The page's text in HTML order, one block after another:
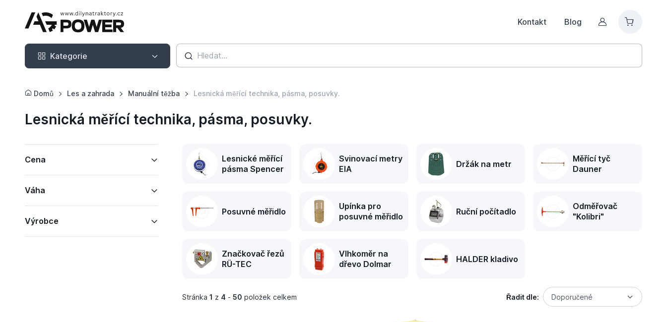
Kontakt Blog Můj účet
Kategorie
Kategorie
Domů Les a zahrada Manuální těžba Lesnická měřící technika, pásma, posuvky.
Lesnická měřící technika, pásma, posuvky.
Cena
Váha
Výrobce
Lesnické měřící
pásma Spencer
Svinovací metry
EIA
Držák na metr
Měřící tyč
Dauner
Posuvné měřidlo
Upínka pro
posuvné měřidlo
Ruční počítadlo
Odměřovač
"Kolibri"
Značkovač řezů
RÜ-TEC
Vlhkoměr na
dřevo Dolmar
HALDER kladivo
Stránka 1 z 4 - 50 položek celkem Řadit dle: Doporučené